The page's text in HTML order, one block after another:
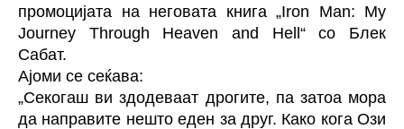
промоцијата на неговата книга „Iron Man: My
Journey Through Heaven and Hell“ со Блек
Сабат.
Ајоми се сеќава:
„Секогаш ви здодеваат дрогите, па затоа мора
да направите нешто еден за друг. Како кога Ози